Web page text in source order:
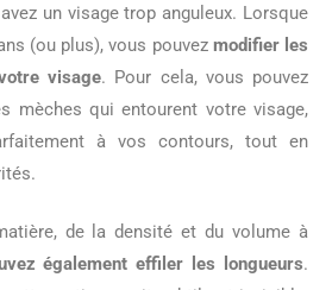
un visage trop anguleux. Lorsque
(ou plus), vous pouvez modifier les
visage. Pour cela, vous pouvez
mèches qui entourent votre visage,
à vos contours, tout en
de la densité et du volume à
également effiler les longueurs.